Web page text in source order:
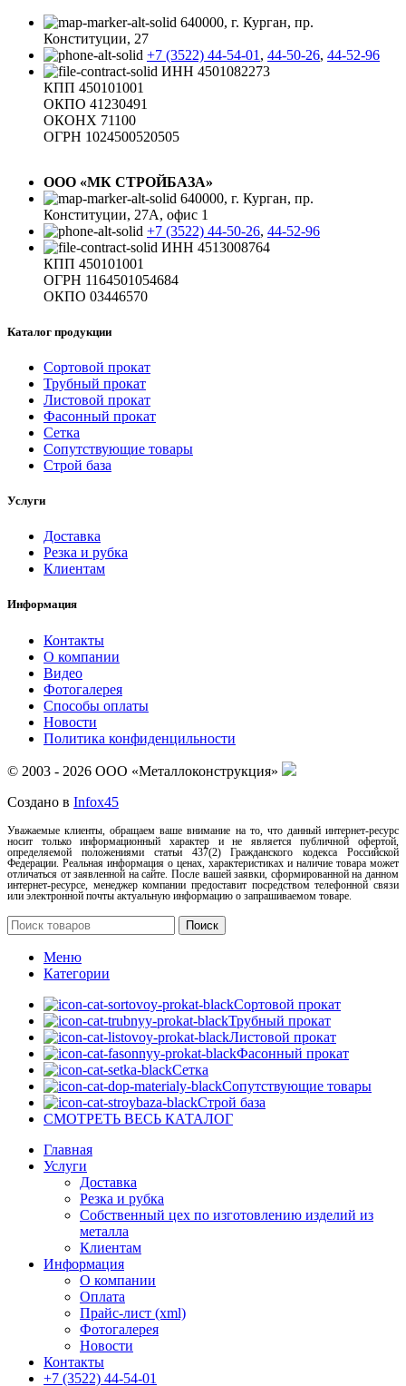
640000, г. Курган, пр.
Конституции, 27
+7 (3522) 44-54-01 , 44-50-26, 44-52-96
ИНН 4501082273
КПП 450101001
ОКПО 41230491
ОКОНХ 71100
ОГРН 1024500520505
ООО «МК СТРОЙБАЗА»
640000, г. Курган, пр.
Конституции, 27А, офис 1
+7 (3522) 44-50-26, 44-52-96
ИНН 4513008764
КПП 450101001
ОГРН 1164501054684
ОКПО 03446570
Каталог продукции
Сортовой прокат
Трубный прокат
Листовой прокат
Фасонный прокат
Сетка
Сопутствующие товары
Строй база
Услуги
Доставка
Резка и рубка
Клиентам
Информация
Контакты
О компании
Видео
Фотогалерея
Способы оплаты
Новости
Политика конфиденцильности
© 2003 - 2026 ООО «Металлоконструкция»
Создано в Infox45
Уважаемые клиенты, обращаем ваше внимание на то, что данный интернет-ресурс
носит только информационный характер и не является публичной офертой,
определяемой положениями статьи 437(2) Гражданского кодекса Российской
Федерации. Реальная информация о ценах, характеристиках и наличие товара может
отличаться от заявленной на сайте. После вашей заявки, сформированной на данном
интернет-ресурсе, менеджер компании предоставит посредством телефонной связи
или электронной почты актуальную информацию о запрашиваемом товаре.
Поиск
Меню
Категории
Сортовой прокат
Трубный прокат
Листовой прокат
Фасонный прокат
Сетка
Сопутствующие товары
Строй база
СМОТРЕТЬ ВЕСЬ КАТАЛОГ
Главная
Услуги
Доставка
Резка и рубка
Собственный цех по изготовлению изделий из
металла
Клиентам
Информация
О компании
Оплата
Прайс-лист (xml)
Фотогалерея
Новости
Контакты
+7 (3522) 44-54-01